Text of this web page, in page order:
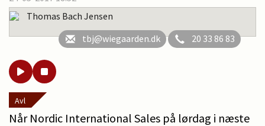
Thomas Bach Jensen
tbj@wiegaarden.dk
20 33 86 83
Avl
Når Nordic International Sales på lørdag i næste